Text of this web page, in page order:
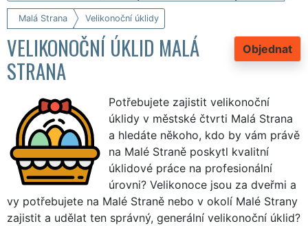
Malá Strana Velikonoční úklidy
Objednat
VELIKONOČNÍ ÚKLID MALÁ
STRANA
Potřebujete zajistit velikonoční
úklidy v městské čtvrti Malá Strana
a hledáte někoho, kdo by vám právě
na Malé Straně poskytl kvalitní
úklidové práce na profesionální
úrovni? Velikonoce jsou za dveřmi a
vy potřebujete na Malé Straně nebo v okolí Malé Strany
zajistit a udělat ten správný, generální velikonoční úklid?